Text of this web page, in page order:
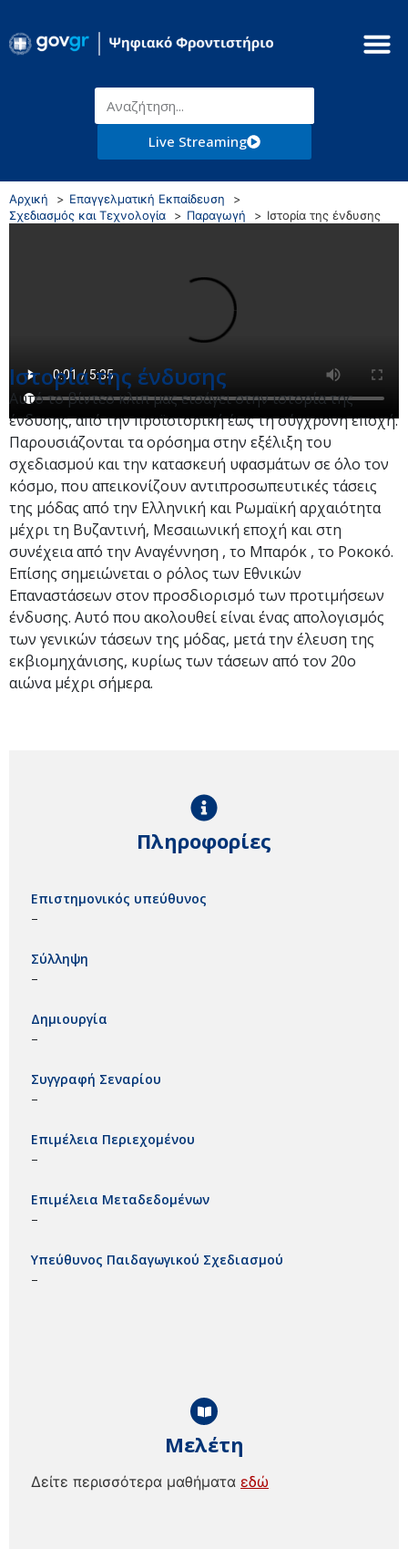
Live Streaming
Αρχική
Επαγγελματική Εκπαίδευση
Σχεδιασμός και Τεχνολογία
Παραγωγή Ιστορία της ένδυσης
Ιστορία της ένδυσης
Αυτό το βίντεο κλιπ μας εισάγει στην ιστορία της
ένδυσης, από την προϊστορική έως τη σύγχρονη εποχή.
Παρουσιάζονται τα ορόσημα στην εξέλιξη του
σχεδιασμού και την κατασκευή υφασμάτων σε όλο τον
κόσμο, που απεικονίζουν αντιπροσωπευτικές τάσεις
της μόδας από την Ελληνική και Ρωμαϊκή αρχαιότητα
μέχρι τη Βυζαντινή, Μεσαιωνική εποχή και στη
συνέχεια από την Αναγέννηση , το Μπαρόκ , το Ροκοκό.
Επίσης σημειώνεται ο ρόλος των Εθνικών
Επαναστάσεων στον προσδιορισμό των προτιμήσεων
ένδυσης. Αυτό που ακολουθεί είναι ένας απολογισμός
των γενικών τάσεων της μόδας, μετά την έλευση της
εκβιομηχάνισης, κυρίως των τάσεων από τον 20ο
αιώνα μέχρι σήμερα.
Μελέτη
Δείτε περισσότερα μαθήματα εδώ
Πληροφορίες
Επιστημονικός υπεύθυνος
–
Σύλληψη
–
Δημιουργία
–
Συγγραφή Σεναρίου
–
Επιμέλεια Περιεχομένου
–
Επιμέλεια Μεταδεδομένων
–
Υπεύθυνος Παιδαγωγικού Σχεδιασμού
–